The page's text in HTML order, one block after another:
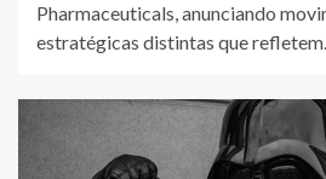
Pharmaceuticals, anunciando
estratégicas distintas que